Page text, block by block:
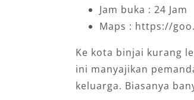
Jam buka : 24 Jam
Maps : https://
Ke kota binjai kurang
ini manyajikan
keluarga. Biasanya